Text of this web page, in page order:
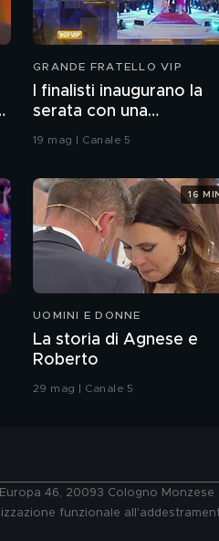
sogno
Rosa
GRANDE FRATELLO VIP
I finalisti inaugurano la
serata con una
coreografia
19 mag | Canale 5
UOMINI E DONNE
La storia di Agnese e
Roberto
29 mag | Canale 5
16 MIN
46, 20093 Cologno Monzese
funzionale